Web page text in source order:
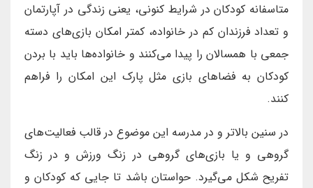
متاسفانه کودکان در شرایط کنونی، یعنی زندگی در آپارتمان
و تعداد فرزندان کم در خانواده، کمتر امکان بازی‌های دسته
جمعی با همسالان را پیدا می‌کنند و خانواده‌ها باید با بردن
کودکان به فضاهای بازی مثل پارک این امکان را فراهم
کنند.
در سنین بالاتر و در مدرسه این موضوع در قالب فعالیت‌های
گروهی و یا بازی‌‌های گروهی در زنگ ورزش و در زنگ
تفریح شکل می‌گیرد. حواستان باشد تا جایی که کودکان و